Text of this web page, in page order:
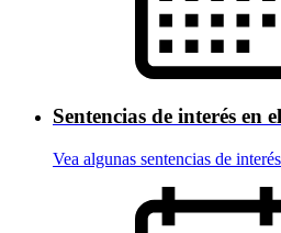
Sentencias de interés en
Vea algunas sentencias de